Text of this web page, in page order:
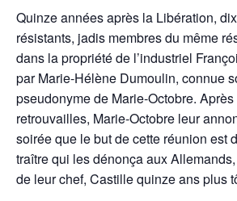
Quinze années après la Libération,
résistants, jadis membres du même
dans la propriété de l’industriel
par Marie-Hélène Dumoulin, connue
pseudonyme de Marie-Octobre.
retrouvailles, Marie-Octobre leur
soirée que le but de cette réunion est
traître qui les dénonça aux
de leur chef, Castille quinze ans plus